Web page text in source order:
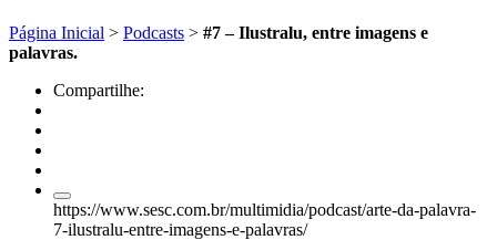
Página Inicial > Podcasts > #7 – Ilustralu, entre imagens e
palavras.
Compartilhe:
https://www.sesc.com.br/multimidia/podcast/arte-da-palavra-
7-ilustralu-entre-imagens-e-palavras/